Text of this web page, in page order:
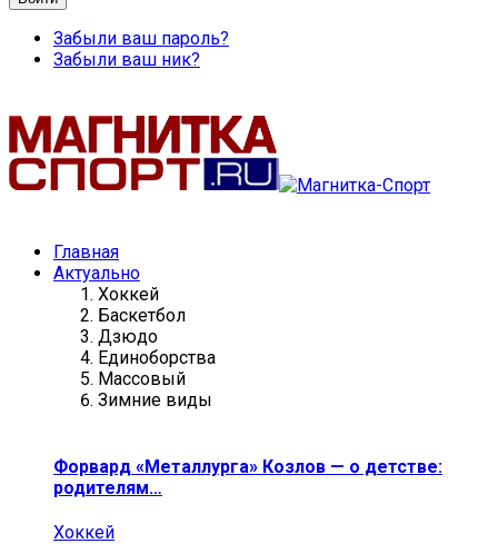
Забыли ваш пароль?
Забыли ваш ник?
Главная
Актуально
Хоккей
Баскетбол
Дзюдо
Единоборства
Массовый
Зимние виды
Форвард «Металлурга» Козлов — о детстве:
родителям…
Хоккей